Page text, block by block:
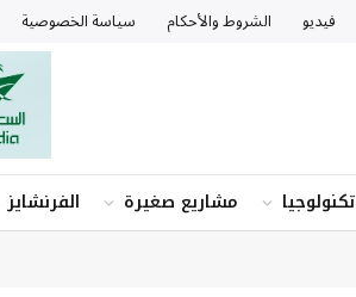
فيديو الشروط والأحكام سياسة الخصوصية
تكنولوجيا مشاريع صغيرة الفرنشايز